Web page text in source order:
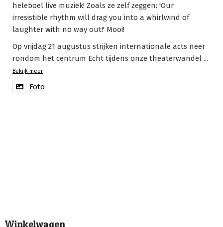
heleboel live muziek! Zoals ze zelf zeggen: 'Our
irresistible rhythm will drag you into a whirlwind of
laughter with no way out!' Mooi!
Op vrijdag 21 augustus strijken internationale acts neer
rondom het centrum Echt tijdens onze theaterwandel ...
Bekijk meer
Foto
Winkelwagen